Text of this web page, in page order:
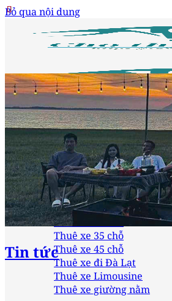
Bỏ qua nội dung
Trang chủ
Loại xe
Thuê xe 4 chỗ
Thuê xe 7 chỗ
Thuê xe 16 chỗ
Thuê xe 24 chỗ
Thuê xe 29 chỗ
Thuê xe 35 chỗ
Thuê xe 45 chỗ
Thuê xe đi Đà Lạt
Thuê xe Limousine
Thuê xe giường nằm
Tin tức